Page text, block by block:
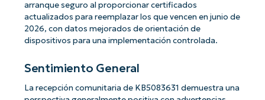
arranque seguro al proporcionar certificados
actualizados para reemplazar los que vencen en junio de
2026, con datos mejorados de orientación de
dispositivos para una implementación controlada.
Sentimiento General
La recepción comunitaria de KB5083631 demuestra una